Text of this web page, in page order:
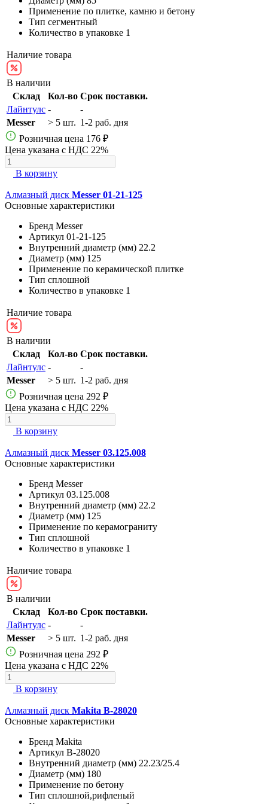
Применение по плитке, камню и бетону
Тип сегментный
Количество в упаковке 1
Наличие товара
В наличии
Склад
Кол-во Срок поставки.
Лайнтулс -
-
Messer
> 5 шт. 1-2 раб. дня
Розничная цена 176 ₽
Цена указана с НДС 22%
В корзину
Алмазный диск Messer 01-21-125
Основные характеристики
Бренд Messer
Артикул 01-21-125
Внутренний диаметр (мм) 22.2
Диаметр (мм) 125
Применение по керамической плитке
Тип сплошной
Количество в упаковке 1
Наличие товара
В наличии
Склад
Кол-во Срок поставки.
Лайнтулс -
-
Messer
> 5 шт. 1-2 раб. дня
Розничная цена 292 ₽
Цена указана с НДС 22%
В корзину
Алмазный диск Messer 03.125.008
Основные характеристики
Бренд Messer
Артикул 03.125.008
Внутренний диаметр (мм) 22.2
Диаметр (мм) 125
Применение по керамограниту
Тип сплошной
Количество в упаковке 1
Наличие товара
В наличии
Склад
Кол-во Срок поставки.
Лайнтулс -
-
Messer
> 5 шт. 1-2 раб. дня
Розничная цена 292 ₽
Цена указана с НДС 22%
В корзину
Алмазный диск Makita B-28020
Основные характеристики
Бренд Makita
Артикул B-28020
Внутренний диаметр (мм) 22.23/25.4
Диаметр (мм) 180
Применение по бетону
Тип сплошной,рифленый